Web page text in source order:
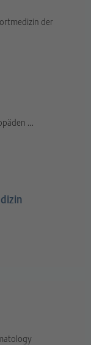
der
…